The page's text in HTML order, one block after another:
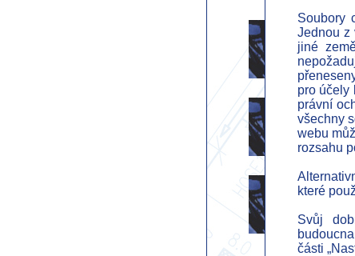
Soubory
Jednou z
jiné
pro účely
právní
všechny
webu
rozsahu
které
Svůj
části